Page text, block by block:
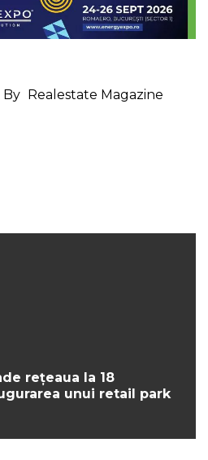
Realestate Magazine
rețeaua la 18
unui retail park